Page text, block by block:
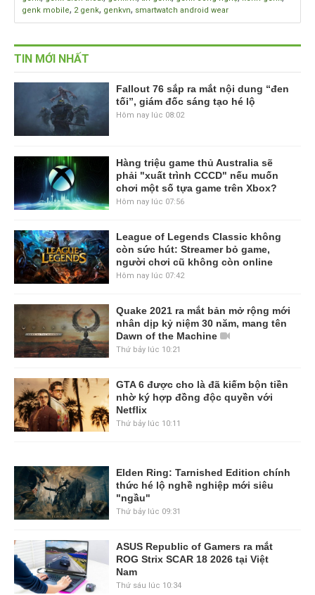
genk mobile, 2 genk, genkvn, smartwatch android wear
TIN MỚI NHẤT
Fallout 76 sắp ra mắt nội dung “đen
tối”, giám đốc sáng tạo hé lộ
Hôm nay lúc 08:02
Hàng triệu game thủ Australia sẽ
phải "xuất trình CCCD" nếu muốn
chơi một số tựa game trên Xbox?
Hôm nay lúc 07:56
League of Legends Classic không
còn sức hút: Streamer bỏ game,
người chơi cũ không còn online
Hôm nay lúc 07:42
Quake 2021 ra mắt bản mở rộng mới
nhân dịp kỷ niệm 30 năm, mang tên
Dawn of the Machine
Thứ bảy lúc 10:21
GTA 6 được cho là đã kiếm bộn tiền
nhờ ký hợp đồng độc quyền với
Netflix
Thứ bảy lúc 10:11
Elden Ring: Tarnished Edition chính
thức hé lộ nghề nghiệp mới siêu
"ngầu"
Thứ bảy lúc 09:31
ASUS Republic of Gamers ra mắt
ROG Strix SCAR 18 2026 tại Việt
Nam
Thứ sáu lúc 10:34